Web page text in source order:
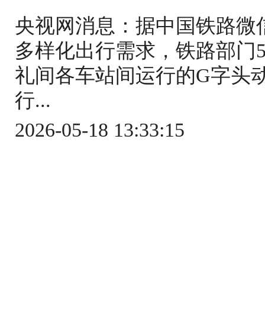
央视网消息：据中国铁路
多样化出行需求，铁路部门
礼间各车站间运行的G字头
行...
2026-05-18 13:33:15